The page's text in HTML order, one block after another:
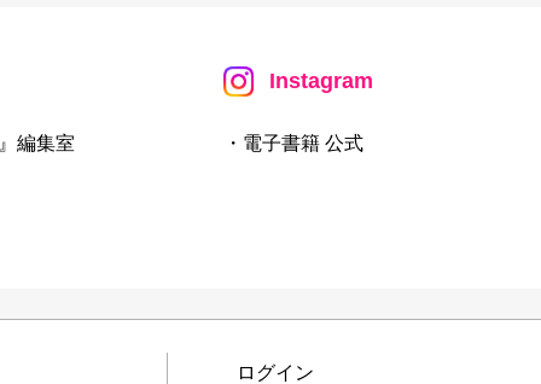
編集室
Instagram
・電子書籍 公式
ログイン